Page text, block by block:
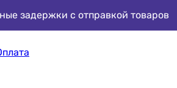
задержки с отправкой товаров